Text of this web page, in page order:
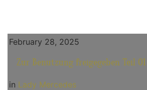
February 28, 2025
Zur Benutzung freigegeben Teil 01
in Lady Mercedes